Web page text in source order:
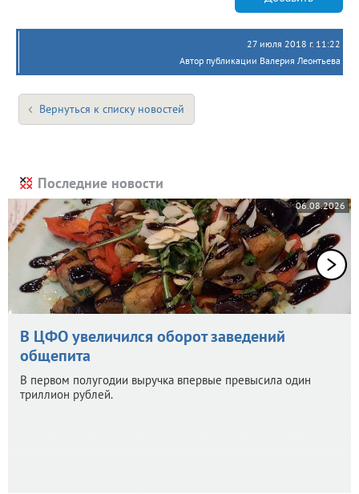
27 июля 2018 г. 11:22
Автор публикации Валерия Леонтьева
Вернуться к списку новостей
Последние новости
06.08.2026
В ЦФО увеличился оборот заведений
общепита
В первом полугодии выручка впервые превысила один
триллион рублей.